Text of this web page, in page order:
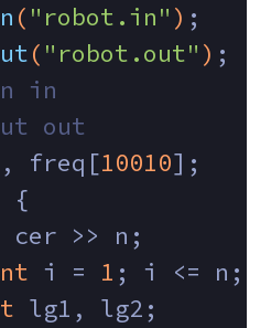
( "robot.in" ) ;
( "robot.out" ) ;
in
out
freq[10010];
{
cer >> n;
i = 1 ; i <= n;
lg1, lg2;